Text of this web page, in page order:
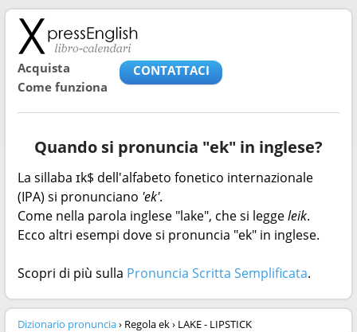
Acquista
Come funziona
CONTATTACI
Quando si pronuncia "ek" in inglese?
La sillaba ɪk$ dell'alfabeto fonetico internazionale
(IPA) si pronunciano 'ek'.
Come nella parola inglese "lake", che si leggeleik.
Ecco altri esempi dove si pronuncia "ek" in inglese.
Scopri di più sulla Pronuncia Scritta Semplificata.
Dizionario pronuncia› Regola ek › LAKE - LIPSTICK